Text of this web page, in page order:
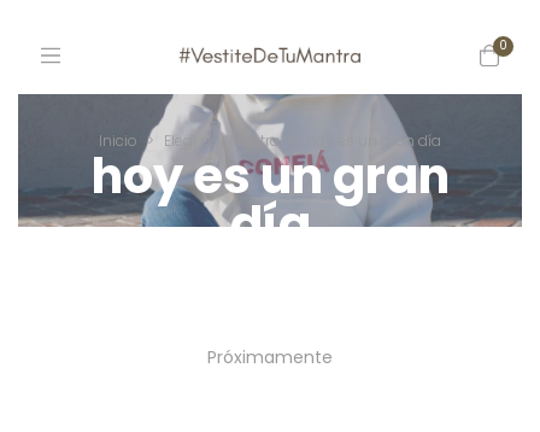
0
Inicio > Elegí por Mantra hoy es un gran día
hoy es un gran
día
Próximamente